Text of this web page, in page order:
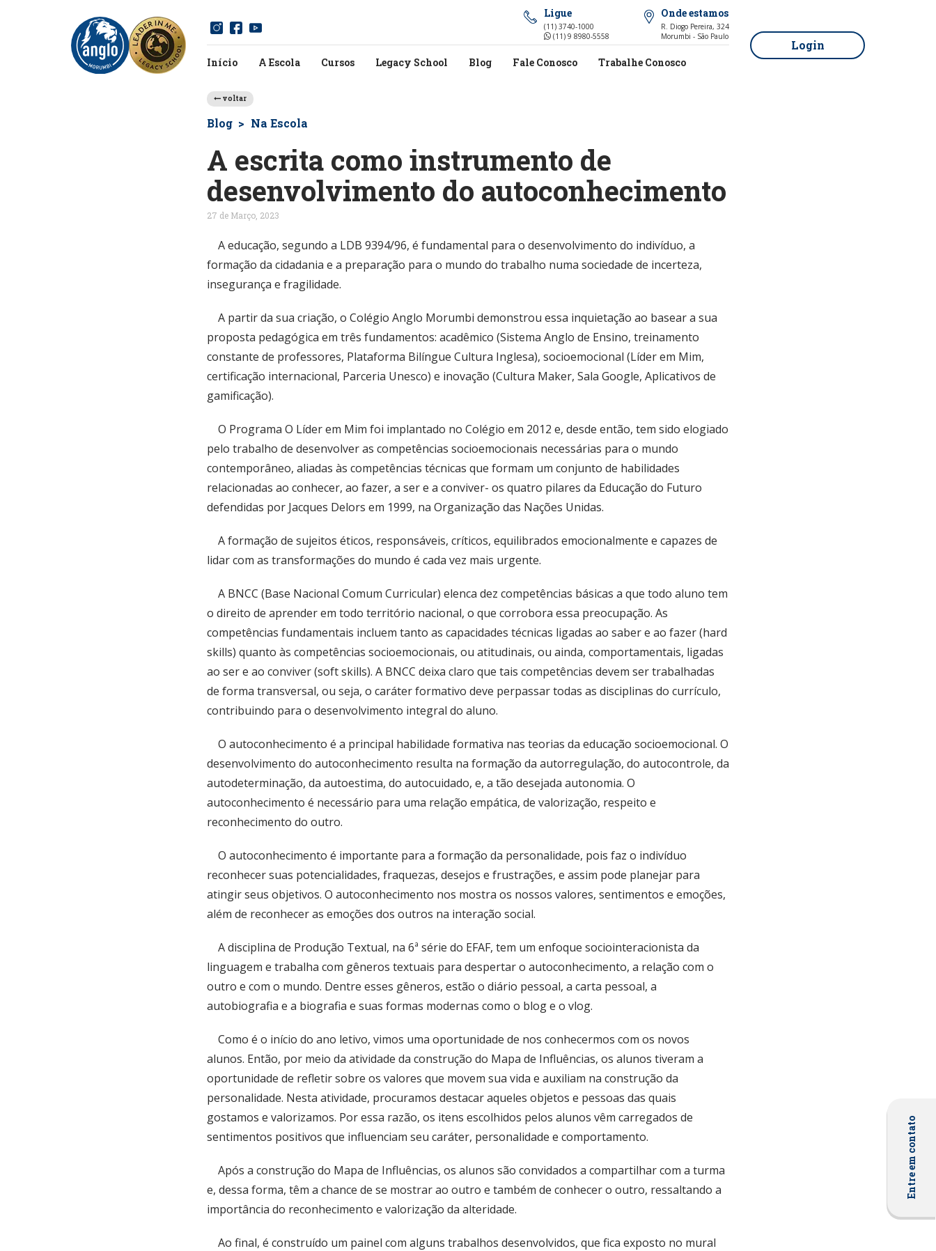
Ligue
(11) 3740-1000
(11) 9 8980-5558
Onde estamos
R. Diogo Pereira, 324
Morumbi - São Paulo
Início A Escola Cursos Legacy School Blog Fale Conosco Trabalhe Conosco
Login
Entre em contato
voltar
Blog Na Escola
A escrita como instrumento de
desenvolvimento do autoconhecimento
27 de Março, 2023
A educação, segundo a LDB 9394/96, é fundamental para o desenvolvimento do indivíduo, a
formação da cidadania e a preparação para o mundo do trabalho numa sociedade de incerteza,
insegurança e fragilidade.
A partir da sua criação, o Colégio Anglo Morumbi demonstrou essa inquietação ao basear a sua
proposta pedagógica em três fundamentos: acadêmico (Sistema Anglo de Ensino, treinamento
constante de professores, Plataforma Bilíngue Cultura Inglesa), socioemocional (Líder em Mim,
certificação internacional, Parceria Unesco) e inovação (Cultura Maker, Sala Google, Aplicativos de
gamificação).
O Programa O Líder em Mim foi implantado no Colégio em 2012 e, desde então, tem sido elogiado
pelo trabalho de desenvolver as competências socioemocionais necessárias para o mundo
contemporâneo, aliadas às competências técnicas que formam um conjunto de habilidades
relacionadas ao conhecer, ao fazer, a ser e a conviver- os quatro pilares da Educação do Futuro
defendidas por Jacques Delors em 1999, na Organização das Nações Unidas.
A formação de sujeitos éticos, responsáveis, críticos, equilibrados emocionalmente e capazes de
lidar com as transformações do mundo é cada vez mais urgente.
A BNCC (Base Nacional Comum Curricular) elenca dez competências básicas a que todo aluno tem
o direito de aprender em todo território nacional, o que corrobora essa preocupação. As
competências fundamentais incluem tanto as capacidades técnicas ligadas ao saber e ao fazer (hard
skills) quanto às competências socioemocionais, ou atitudinais, ou ainda, comportamentais, ligadas
ao ser e ao conviver (soft skills). A BNCC deixa claro que tais competências devem ser trabalhadas
de forma transversal, ou seja, o caráter formativo deve perpassar todas as disciplinas do currículo,
contribuindo para o desenvolvimento integral do aluno.
O autoconhecimento é a principal habilidade formativa nas teorias da educação socioemocional. O
desenvolvimento do autoconhecimento resulta na formação da autorregulação, do autocontrole, da
autodeterminação, da autoestima, do autocuidado, e, a tão desejada autonomia. O
autoconhecimento é necessário para uma relação empática, de valorização, respeito e
reconhecimento do outro.
O autoconhecimento é importante para a formação da personalidade, pois faz o indivíduo
reconhecer suas potencialidades, fraquezas, desejos e frustrações, e assim pode planejar para
atingir seus objetivos. O autoconhecimento nos mostra os nossos valores, sentimentos e emoções,
além de reconhecer as emoções dos outros na interação social.
A disciplina de Produção Textual, na 6ª série do EFAF, tem um enfoque sociointeracionista da
linguagem e trabalha com gêneros textuais para despertar o autoconhecimento, a relação com o
outro e com o mundo. Dentre esses gêneros, estão o diário pessoal, a carta pessoal, a
autobiografia e a biografia e suas formas modernas como o blog e o vlog.
Como é o início do ano letivo, vimos uma oportunidade de nos conhecermos com os novos
alunos. Então, por meio da atividade da construção do Mapa de Influências, os alunos tiveram a
oportunidade de refletir sobre os valores que movem sua vida e auxiliam na construção da
personalidade. Nesta atividade, procuramos destacar aqueles objetos e pessoas das quais
gostamos e valorizamos. Por essa razão, os itens escolhidos pelos alunos vêm carregados de
sentimentos positivos que influenciam seu caráter, personalidade e comportamento.
Após a construção do Mapa de Influências, os alunos são convidados a compartilhar com a turma
e, dessa forma, têm a chance de se mostrar ao outro e também de conhecer o outro, ressaltando a
importância do reconhecimento e valorização da alteridade.
Ao final, é construído um painel com alguns trabalhos desenvolvidos, que fica exposto no mural